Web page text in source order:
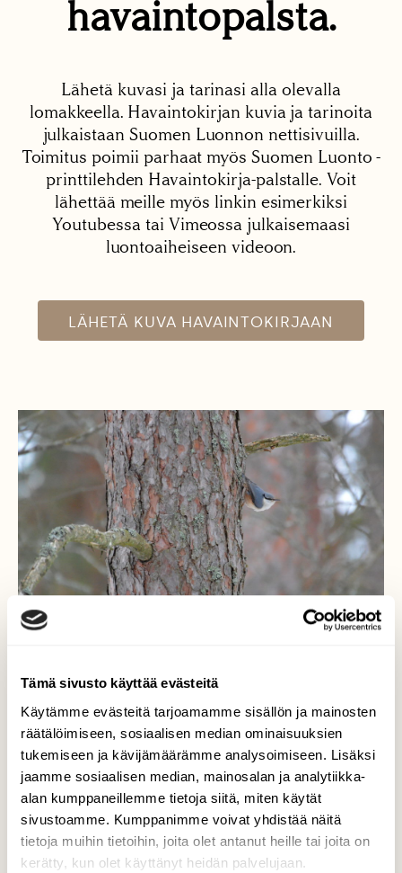
Tämä sivusto käyttää evästeitä
Käytämme evästeitä tarjoamamme sisällön ja mainosten
räätälöimiseen, sosiaalisen median ominaisuuksien
tukemiseen ja kävijämäärämme analysoimiseen. Lisäksi
jaamme sosiaalisen median, mainosalan ja analytiikka-
alan kumppaneillemme tietoja siitä, miten käytät
sivustoamme. Kumppanimme voivat yhdistää näitä
tietoja muihin tietoihin, joita olet antanut heille tai joita on
kerätty, kun olet käyttänyt heidän palvelujaan.
havaintopalsta.
Lähetä kuvasi ja tarinasi alla olevalla
lomakkeella. Havaintokirjan kuvia ja tarinoita
julkaistaan Suomen Luonnon nettisivuilla.
Toimitus poimii parhaat myös Suomen Luonto -
printtilehden Havaintokirja-palstalle. Voit
lähettää meille myös linkin esimerkiksi
Youtubessa tai Vimeossa julkaisemaasi
luontoaiheiseen videoon.
LÄHETÄ KUVA HAVAINTOKIRJAAN
Pähkinänakkeli pirteänä
Pähkinänakkeli on nopsa liikkuja männyn
rungolla. Pää osoittaa vuoroin alas- vuorin
ylöspäin. Joskus se rauhoittuu
mieliasentoonsa rungolle ja silloin on
kuvaajan juhlahetki.